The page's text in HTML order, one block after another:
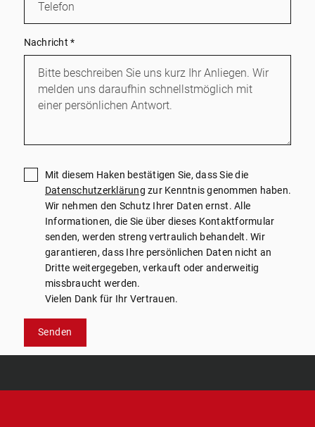
Nachricht*
Mit diesem Haken bestätigen Sie, dass Sie die
Datenschutzerklärung zur Kenntnis genommen haben.
Wir nehmen den Schutz Ihrer Daten ernst. Alle
Informationen, die Sie über dieses Kontaktformular
senden, werden streng vertraulich behandelt. Wir
garantieren, dass Ihre persönlichen Daten nicht an
Dritte weitergegeben, verkauft oder anderweitig
missbraucht werden.
Vielen Dank für Ihr Vertrauen.
Senden